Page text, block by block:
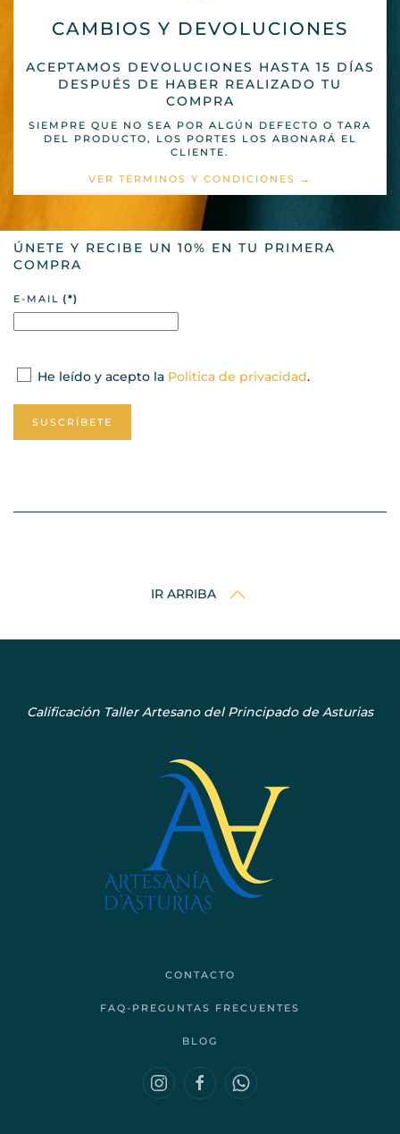
CAMBIOS Y DEVOLUCIONES
ACEPTAMOS DEVOLUCIONES HASTA 15 DÍAS
DESPUÉS DE HABER REALIZADO TU
COMPRA
SIEMPRE QUE NO SEA POR ALGÚN DEFECTO O TARA
DEL PRODUCTO, LOS PORTES LOS ABONARÁ EL
CLIENTE.
VER TÉRMINOS Y CONDICIONES →
ÚNETE Y RECIBE UN 10% EN TU PRIMERA
COMPRA
E-MAIL (*)
He leído y acepto la Politica de privacidad.
SUSCRÍBETE
IR ARRIBA
Calificación Taller Artesano del Principado de Asturias
CONTACTO
FAQ-PREGUNTAS FRECUENTES
BLOG